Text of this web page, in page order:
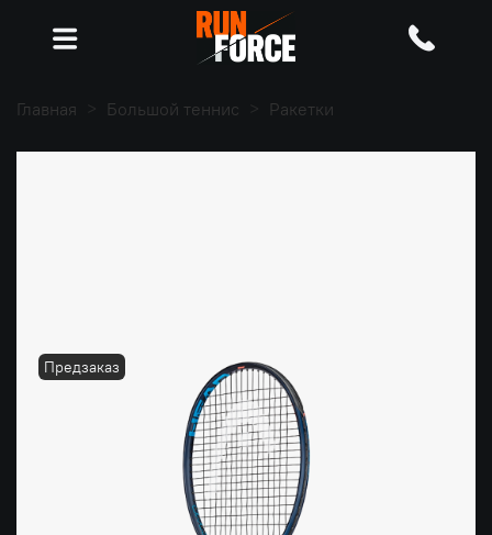
Главная Большой теннис Ракетки
Предзаказ